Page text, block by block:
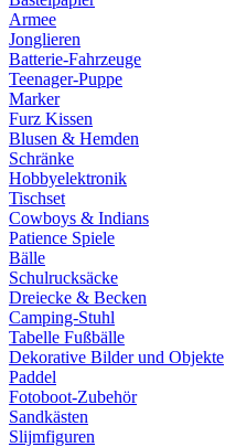
Armee
Jonglieren
Batterie-Fahrzeuge
Teenager-Puppe
Marker
Furz Kissen
Blusen & Hemden
Schränke
Hobbyelektronik
Tischset
Cowboys & Indians
Patience Spiele
Bälle
Schulrucksäcke
Dreiecke & Becken
Camping-Stuhl
Tabelle Fußbälle
Dekorative Bilder und Objekte
Paddel
Fotoboot-Zubehör
Sandkästen
Slijmfiguren